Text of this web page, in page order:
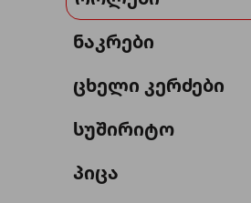
ნაკრები
ცხელი კერძები
სუშირიტო
პიცა